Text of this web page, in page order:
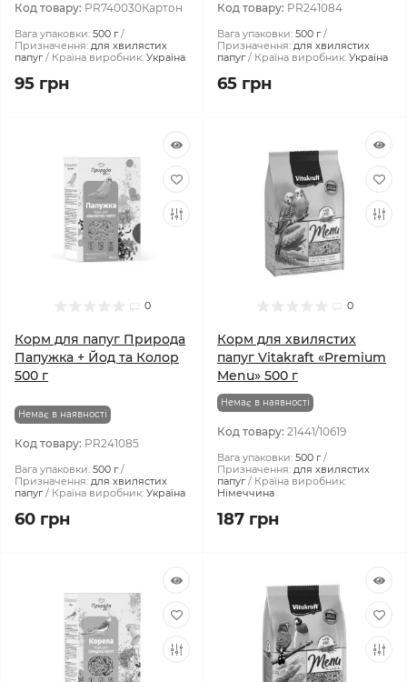
Код товару: PR740030Картон
Вага упаковки: 500 г
Призначення: для хвилястих
папуг
Країна виробник: Україна
95 грн
Код товару: PR241084
Вага упаковки: 500 г
Призначення: для хвилястих
папуг
Країна виробник: Україна
65 грн
0
Корм для папуг Природа
Папужка + Йод та Колор
500 г
Немає в наявності
Код товару: PR241085
Вага упаковки: 500 г
Призначення: для хвилястих
папуг
Країна виробник: Україна
60 грн
0
Корм для хвилястих
папуг Vitakraft «Premium
Menu» 500 г
Немає в наявності
Код товару: 21441/10619
Вага упаковки: 500 г
Призначення: для хвилястих
папуг
Країна виробник:
Німеччина
187 грн